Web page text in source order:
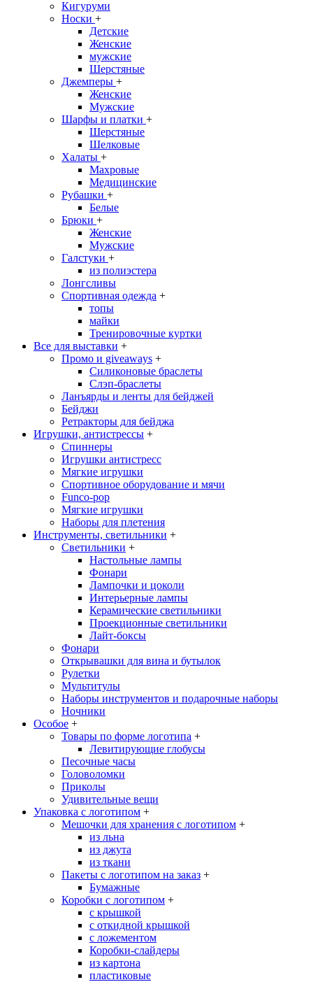
Кигуруми
Носки +
Детские
Женские
мужские
Шерстяные
Джемперы +
Женские
Мужские
Шарфы и платки +
Шерстяные
Шелковые
Халаты +
Махровые
Медицинские
Рубашки +
Белые
Брюки +
Женские
Мужские
Галстуки +
из полиэстера
Лонгсливы
Спортивная одежда +
топы
майки
Тренировочные куртки
Все для выставки +
Промо и giveaways +
Силиконовые браслеты
Cлэп-браслеты
Ланъярды и ленты для бейджей
Бейджи
Ретракторы для бейджа
Игрушки, антистрессы +
Спиннеры
Игрушки антистресс
Мягкие игрушки
Спортивное оборудование и мячи
Funco-pop
Мягкие игрушки
Наборы для плетения
Инструменты, светильники +
Светильники +
Настольные лампы
Фонари
Лампочки и цоколи
Интерьерные лампы
Керамические светильники
Проекционные светильники
Лайт-боксы
Фонари
Открывашки для вина и бутылок
Рулетки
Мультитулы
Наборы инструментов и подарочные наборы
Ночники
Особое +
Товары по форме логотипа +
Левитирующие глобусы
Песочные часы
Головоломки
Приколы
Удивительные вещи
Упаковка с логотипом +
Мешочки для хранения с логотипом +
из льна
из джута
из ткани
Пакеты с логотипом на заказ +
Бумажные
Коробки с логотипом +
с крышкой
с откидной крышкой
с ложементом
Коробки-слайдеры
из картона
пластиковые